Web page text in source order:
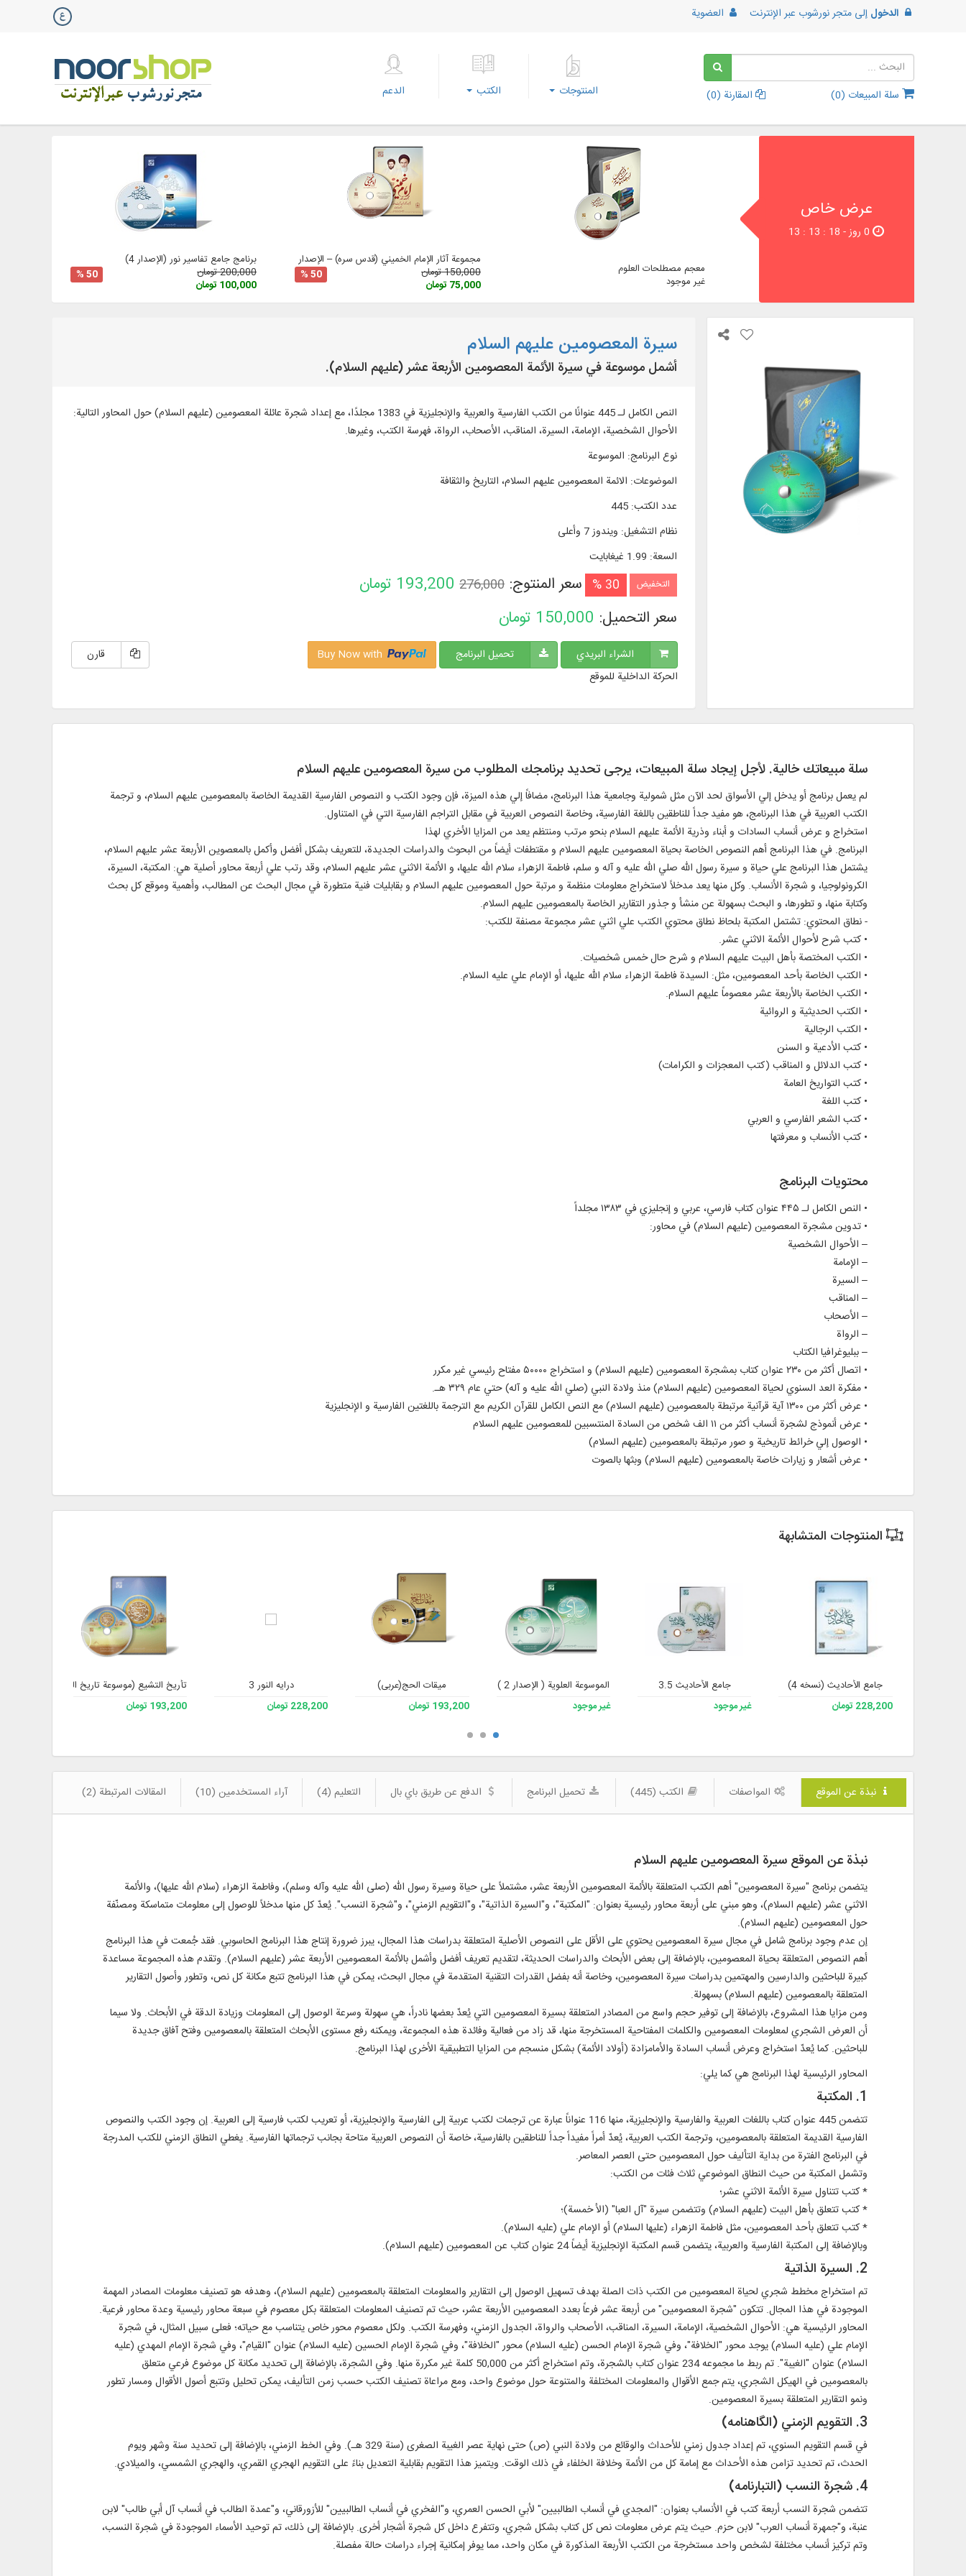
الدخول إلى متجر نورشوب عبر الإنترنت العضوية
سلة المبيعات (0
) المقارنة (0
) المنتوجات الكتب الدعم
عرض خاص
معجم مصطلحات العلوم
غير موجود
مجموعة آثار الإمام الخميني (قدس سره) – الإصدار 3
150,000 تومان
50 %
75,000 تومان
برنامج جامع تفاسير نور (الإصدار 4)
200,000 تومان
50 %
100,000 تومان
سيرة المعصومين عليهم السلام
أشمل موسوعة في سيرة الأئمة المعصومين الأربعة عشر (عليهم السلام).
النص الكامل لـ 445 عنوانًا من الكتب الفارسية والعربية والإنجليزية في 1383 مجلدًا، مع إعداد شجرة عائلة المعصومين (عليهم السلام) حول المحاور التالية:
الأحوال الشخصية، الإمامة، السيرة، المناقب، الأصحاب، الرواة، فهرسة الكتب، وغيرها.
نوع البرنامج: الموسوعة
الموضوعات: الائمة المعصومين عليهم السلام، التاريخ والثقافة
عدد الكتب:
445
نظام التشغیل: ويندوز 7 وأعلی
السعة: 1.99 غيغابايت
التخفيض 30 % سعر المنتوج:276,000
193,200 تومان
سعر التحميل: 150,000 تومان
الشراء البريدي تحميل البرنامج
الحركة الداخلية للموقع
قارن
سلة مبيعاتك خالية. لأجل إيجاد سلة المبيعات، يرجی تحديد برنامجك المطلوب من سيرة المعصومين عليهم السلام
لم يعمل برنامج أو يدخل إلي الأسواق لحد الآن مثل شمولية وجامعية هذا البرنامج، مضافاً إلي هذه الميزة، فإن وجود الكتب و النصوص الفارسية القديمة الخاصة بالمعصومين عليهم السلام، و ترجمة
الكتب العربية في هذا البرنامج، هو مفيد جداً للناطقين باللغة الفارسية، وخاصة النصوص العربية في مقابل التراجم الفارسية التي في المتناول.
استخراج و عرض أنساب السادات و أبناء وذرية الأئمة عليهم السلام بنحو مرتب ومنتظم يعد من المزايا الأخري لهذا
البرنامج. في هذا البرنامج أهم النصوص الخاصة بحياة المعصومين عليهم السلام و مقتطفات أيضاً من البحوث والدراسات الجديدة، للتعريف بشكل أفضل وأكمل بالمعصوين الأربعة عشر عليهم السلام،
يشتمل هذا البرنامج علي حياة و سيرة رسول الله صلي الله عليه و آله و سلم، فاطمة الزهراء سلام الله عليها، و الأئمة الاثني عشر عليهم السلام، وقد رتب علي أربعة محاور أصلية هي: المكتبة، السيرة،
الكرونولوجيا، و شجرة الأنساب. وكل منها يعد مدخلاً لاستخراج معلومات منظمة و مرتبة حول المعصومين عليهم السلام و بقابليات فنية متطورة في مجال البحث عن المطالب، وأهمية وموقع كل بحث
وكتابة منها، و تطورها، و البحث بسهولة عن منشأ و جذور التقارير الخاصة بالمعصومين عليهم السلام.
- نطاق المحتوي: تشتمل المكتبة بلحاظ نطاق محتوي الكتب علي اثني عشر مجموعة مصنفة للكتب:
• كتب شرح لأحوال الأئمة الاثني عشر.
• الكتب المختصة بأهل البيت عليهم السلام و شرح حال خمس شخصيات.
• الكتب الخاصة بأحد المعصومين، مثل: السيدة فاطمة الزهراء سلام الله عليها، أو الإمام علي عليه السلام.
• الكتب الخاصة بالأربعة عشر معصوماً عليهم السلام.
• الكتب الحديثية و الروائية
• الكتب الرجالية
• كتب الأدعية و السنن
• كتب الدلائل و المناقب (كتب المعجزات و الكرامات)
• كتب التواريخ العامة
• كتب اللغة
• كتب الشعر الفارسي و العربي
• كتب الأنساب و معرفتها
محتويات البرنامج
• النص الكامل لـ ۴۴۵ عنوان كتاب فارسي، عربي و إنجليزي في ۱۳۸۳ مجلداً
• تدوين مشجرة المعصومين (عليهم السلام) في محاور:
– الأحوال الشخصية
– الإمامة
– السيرة
– المناقب
– الأصحاب
– الرواة
– ببليوغرافيا الكتاب
• اتصال أكثر من ۲۳۰ عنوان كتاب بمشجرة المعصومين (عليهم السلام) و استخراج ۵۰۰۰۰ مفتاح رئيسي غير مكرر
• مفكرة العد السنوي لحياة المعصومين (عليهم السلام) منذ ولادة النبي (صلي الله عليه و آله) حتي عام ۳۲۹ هـ.
• عرض أكثر من ۱۳۰۰ آية قرآنية مرتبطة بالمعصومين (عليهم السلام) مع النص الكامل للقرآن الكريم مع الترجمة باللغتين الفارسية و الإنجليزية
• عرض أنموذج لشجرة أنساب أكثر من ۱۱ الف شخص من السادة المنتسبين للمعصومين عليهم السلام
• الوصول إلي خرائط تاريخية و صور مرتبطة بالمعصومين (عليهم السلام)
• عرض أشعار و زيارات خاصة بالمعصومين (عليهم السلام) وبثها بالصوت
المنتوجات المتشابهة
جامع الأحادیث (نسخه 4)
228,200 تومان
جامع الأحاديث 3.5
غير موجود
الموسوعة العلوية ( الإصدار 2 )
غير موجود
میقات الحج(عربی)
193,200 تومان
درایه النور 3
228,200 تومان
تأريخ التشيع (موسوعة تاريخ الشيعة)
193,200 تومان
نبذة عن الموقع المواصفات الكتب (445) تحميل البرنامج الدفع عن طريق باي بال التعليم (4) آراء المستخدمين (10) المقالات المرتبطة (2)
نبذة عن الموقع سيرة المعصومين عليهم السلام
يتضمن برنامج "سيرة المعصومين" أهم الكتب المتعلقة بالأئمة المعصومين الأربعة عشر، مشتملاً على حياة وسيرة رسول الله (صلى الله عليه وآله وسلم)، وفاطمة الزهراء (سلام الله عليها)، والأئمة
الاثني عشر (عليهم السلام)، وهو مبني على أربعة محاور رئيسية بعنوان: "المكتبة"، و"السيرة الذاتية"، و"التقويم الزمني"، و"شجرة النسب". يُعدّ كل منها مدخلاً للوصول إلى معلومات متماسكة ومصنّفة
حول المعصومين (عليهم السلام).
إن عدم وجود برنامج شامل في مجال سيرة المعصومين يحتوي على الأقل على النصوص الأصلية المتعلقة بدراسات هذا المجال، يبرز ضرورة إنتاج هذا البرنامج الحاسوبي. فقد جُمعت في هذا البرنامج
أهم النصوص المتعلقة بحياة المعصومين، بالإضافة إلى بعض الأبحاث والدراسات الحديثة، لتقديم تعريف أفضل وأشمل بالأئمة المعصومين الأربعة عشر (عليهم السلام). وتقدم هذه المجموعة مساعدة
كبيرة للباحثين والدارسين والمهتمين بدراسات سيرة المعصومين، وخاصة أنه بفضل القدرات التقنية المتقدمة في مجال البحث، يمكن في هذا البرنامج تتبع مكانة كل نص، وتطور وأصول التقارير
المتعلقة بالمعصومين (عليهم السلام) بسهولة.
ومن مزايا هذا المشروع، بالإضافة إلى توفير حجم واسع من المصادر المتعلقة بسيرة المعصومين التي يُعدّ بعضها نادراً، هي سهولة وسرعة الوصول إلى المعلومات وزيادة الدقة في الأبحاث. ولا سيما
أن العرض الشجري لمعلومات المعصومين والكلمات المفتاحية المستخرجة منها، قد زاد من فعالية وفائدة هذه المجموعة، ويمكنه رفع مستوى الأبحاث المتعلقة بالمعصومين وفتح آفاق جديدة
للباحثين. كما يُعدّ استخراج وعرض أنساب السادة والأمامزادة (أولاد الأئمة) بشكل منسجم من المزايا التطبيقية الأخرى لهذا البرنامج.
المحاور الرئيسية لهذا البرنامج هي كما يلي:
1. المكتبة
تتضمن 445 عنوان كتاب باللغات العربية والفارسية والإنجليزية، منها 116 عنواناً عبارة عن ترجمات لكتب عربية إلى الفارسية والإنجليزية، أو تعريب لكتب فارسية إلى العربية. إن وجود الكتب والنصوص
الفارسية القديمة المتعلقة بالمعصومين، وترجمة الكتب العربية، يُعدّ أمراً مفيداً جداً للناطقين بالفارسية، خاصة أن النصوص العربية متاحة بجانب ترجماتها الفارسية. يغطي النطاق الزمني للكتب المدرجة
في البرنامج الفترة من بداية التأليف حول المعصومين حتى العصر المعاصر.
وتشمل المكتبة من حيث النطاق الموضوعي ثلاث فئات من الكتب:
* كتب تتناول سيرة الأئمة الاثني عشر؛
* كتب تتعلق بأهل البيت (عليهم السلام) وتتضمن سيرة "آل العبا" (الأ خمسة)؛
* كتب تتعلق بأحد المعصومين، مثل فاطمة الزهراء (عليها السلام) أو الإمام علي (عليه السلام).
وبالإضافة إلى المكتبة الفارسية والعربية، يتضمن قسم المكتبة الإنجليزية أيضاً 24 عنوان كتاب عن المعصومين (عليهم السلام).
2. السيرة الذاتية
تم استخراج مخطط شجري لحياة المعصومين من الكتب ذات الصلة بهدف تسهيل الوصول إلى التقارير والمعلومات المتعلقة بالمعصومين (عليهم السلام)، وهدفه هو تصنيف معلومات المصادر المهمة
الموجودة في هذا المجال. تتكون "شجرة المعصومين" من أربعة عشر فرعاً بعدد المعصومين الأربعة عشر، حيث تم تصنيف المعلومات المتعلقة بكل معصوم في سبعة محاور رئيسية وعدة محاور فرعية.
المحاور الرئيسية هي: الأحوال الشخصية، الإمامة، السيرة، المناقب، الأصحاب والرواة، الجدول الزمني، وفهرسة الكتب. ولكل معصوم محور خاص يتناسب مع حياته؛ فعلى سبيل المثال، في شجرة
الإمام علي (عليه السلام) يوجد محور "الخلافة"، وفي شجرة الإمام الحسن (عليه السلام) محور "الخلافة"، وفي شجرة الإمام الحسين (عليه السلام) عنوان "القيام"، وفي شجرة الإمام المهدي (عليه
السلام) عنوان "الغيبة". تم ربط ما مجموعه 234 عنوان كتاب بالشجرة، وتم استخراج أكثر من 50,000 كلمة غير مكررة منها. وفي الشجرة، بالإضافة إلى تحديد مكانة كل موضوع فرعي متعلق
بالمعصومين في الهيكل الشجري، يتم جمع الأقوال والمعلومات المختلفة والمتنوعة حول موضوع واحد، ومع مراعاة تصنيف الكتب حسب زمن التأليف، يمكن تحليل وتتبع أصول الأقوال ومسار تطور
ونمو التقارير المتعلقة بسيرة المعصومين.
3. التقويم الزمني (الگاهنامه)
في قسم التقويم السنوي، تم إعداد جدول زمني للأحداث والوقائع من ولادة النبي (ص) حتى نهاية عصر الغيبة الصغرى (سنة 329 هـ). وفي الخط الزمني، بالإضافة إلى تحديد سنة وشهر ويوم
الحدث، تم تحديد تزامن هذه الأحداث مع إمامة كل من الأئمة وخلافة الخلفاء في ذلك الوقت. ويتميز هذا التقويم بقابلية التعديل بناءً على التقويم الهجري القمري، والهجري الشمسي، والميلادي.
4. شجرة النسب (التبارنامه)
تتضمن شجرة النسب أربعة كتب في الأنساب بعنوان: "المجدي في أنساب الطالبيين" لأبي الحسن العمري، و"الفخري في أنساب الطالبيين" للأزورقاني، و"عمدة الطالب في أنساب آل أبي طالب" لابن
عنبة، و"جمهرة أنساب العرب" لابن حزم. حيث يتم عرض معلومات نص كل كتاب بشكل شجري، وتتفرع داخل كل شجرة أشجار أخرى. بالإضافة إلى ذلك، تم توحيد الأسماء الموجودة في شجرة النسب،
وتم تركيز أنساب مختلفة لشخص واحد مستخرجة من الكتب الأربعة المذكورة في مكان واحد، مما يوفر إمكانية إجراء دراسات حالة مفصلة.